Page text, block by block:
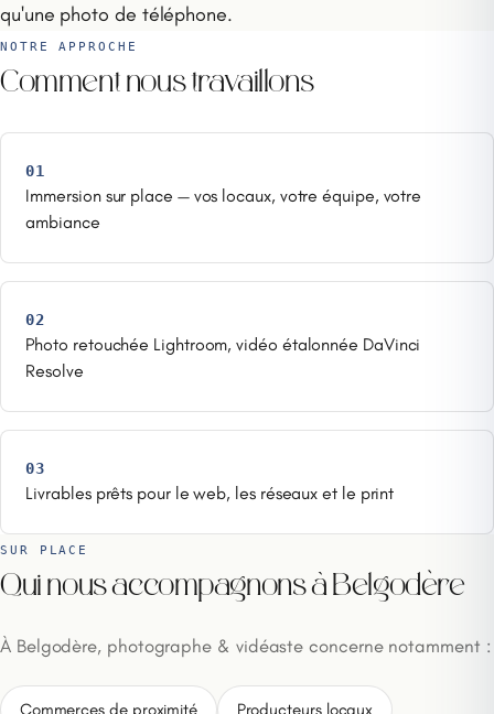
qu'une photo de téléphone.
NOTRE APPROCHE
Comment nous travaillons
01
Immersion sur place — vos locaux, votre équipe, votre
ambiance
02
Photo retouchée Lightroom, vidéo étalonnée DaVinci
Resolve
03
Livrables prêts pour le web, les réseaux et le print
SUR PLACE
Qui nous accompagnons à Belgodère
À Belgodère, photographe & vidéaste concerne notamment :
Commerces de proximité Producteurs locaux